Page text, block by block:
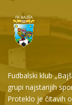
Fudbalski klub
grupi najstarijih
Proteklo je čitavih